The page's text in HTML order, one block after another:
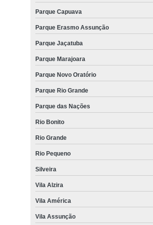
Parque Capuava
Parque Erasmo Assunção
Parque Jaçatuba
Parque Marajoara
Parque Novo Oratório
Parque Rio Grande
Parque das Nações
Rio Bonito
Rio Grande
Rio Pequeno
Silveira
Vila Alzira
Vila América
Vila Assunção